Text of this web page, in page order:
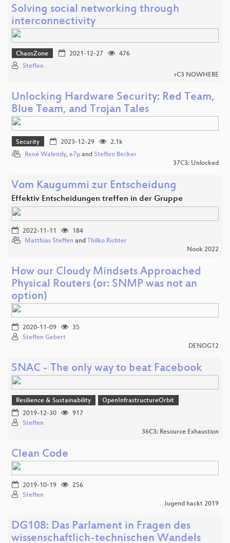
Solving social networking through
interconnectivity
ChaosZone 2021-12-27
476
Steffen
rC3 NOWHERE
Unlocking Hardware Security: Red Team,
Blue Team, and Trojan Tales
Security 2023-12-29
2.1k
René Walendy, e7p and Steffen Becker
37C3: Unlocked
Vom Kaugummi zur Entscheidung
Effektiv Entscheidungen treffen in der Gruppe
2022-11-11
184
Matthias Steffen and Thilko Richter
Nook 2022
How our Cloudy Mindsets Approached
Physical Routers (or: SNMP was not an
option)
2020-11-09
35
Steffen Gebert
DENOG12
SNAC - The only way to beat Facebook
Resilience & Sustainability
OpenInfrastructureOrbit
2019-12-30
917
Steffen
36C3: Resource Exhaustion
Clean Code
2019-10-19
256
Steffen
Jugend hackt 2019
DG108: Das Parlament in Fragen des
wissenschaftlich-technischen Wandels